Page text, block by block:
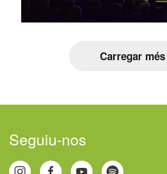
Carregar més
Seguiu-nos